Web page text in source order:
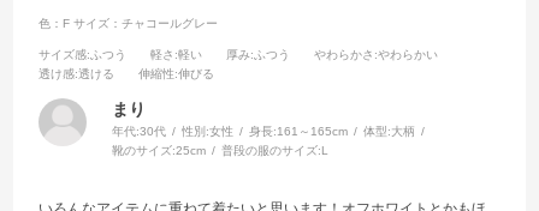
色：F サイズ：チャコールグレー
サイズ感:ふつう 軽さ :軽い 厚み:ふつう やわらかさ :やわらかい
透け感:透ける 伸縮性:伸びる
まり
年代:30代 性別:女性 身長:161～165cm 体型:大柄
靴のサイズ:25cm 普段の服のサイズ:L